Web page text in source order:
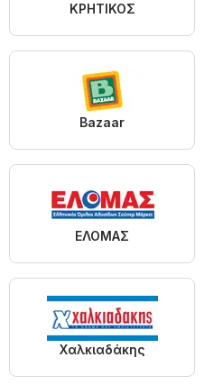
ΚΡΗΤΙΚΟΣ
Bazaar
ΕΛΟΜΑΣ
Χαλκιαδάκης